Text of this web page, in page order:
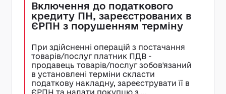
Включення до податкового
кредиту ПН, зареєстрованих в
ЄРПН з порушенням терміну
При здійсненні операцій з постачання
товарів/послуг платник ПДВ -
продавець товарів/послуг зобов'язаний
в установлені терміни скласти
податкову накладну, зареєструвати її в
ЄРПН та надати покупцю з ...